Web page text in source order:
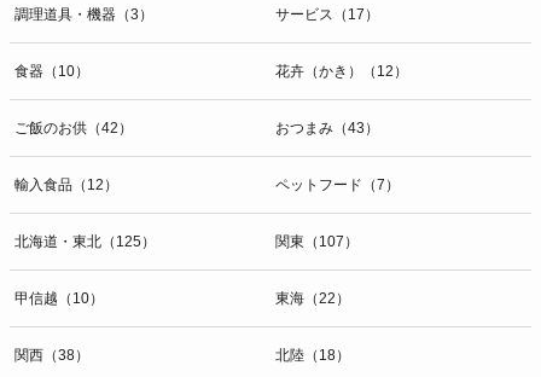
調理道具・機器（3） サービス（17）
食器（10） 花卉（かき）（12）
ご飯のお供（42） おつまみ（43）
輸入食品（12） ペットフード（7）
北海道・東北（125） 関東（107）
甲信越（10） 東海（22）
関西（38） 北陸（18）